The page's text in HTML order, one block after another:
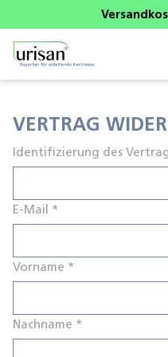
VERTRAG
Identifizierung des
E-Mail *
E
-
a
Vorname *
Nachname *